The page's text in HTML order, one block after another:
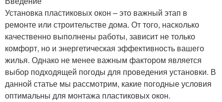
Установка пластиковых окон – это важный этап в
ремонте или строительстве дома. От того, насколько
качественно выполнены работы, зависит не только
комфорт, но и энергетическая эффективность вашего
жилья. Однако не менее важным фактором является
выбор подходящей погоды для проведения установки. В
данной статье мы рассмотрим, какие погодные условия
оптимальны для монтажа пластиковых окон.